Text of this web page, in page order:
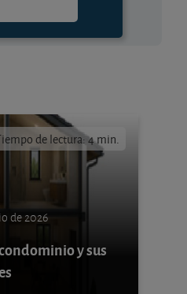
de lectura: 4 min.
de 2026
y sus